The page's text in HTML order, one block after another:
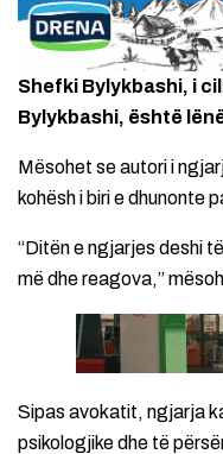
Shefki Bylykbashi, i
Bylykbashi, është
Mësohet se autori i
kohësh i biri e dhunonte
“Ditën e ngjarjes deshi
më dhe reagova,”
Sipas avokatit, ngjarja
psikologjike dhe të